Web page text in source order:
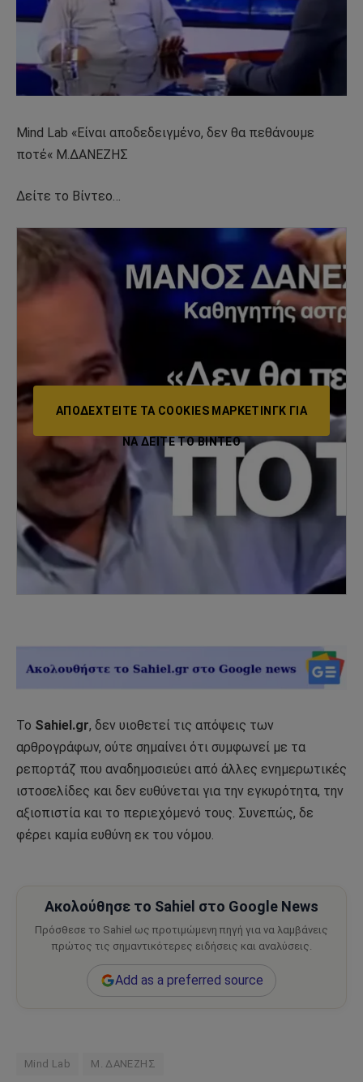
Mind Lab «Είναι αποδεδειγμένο, δεν θα πεθάνουμε
ποτέ« Μ.ΔΑΝΕΖΗΣ
Δείτε το Βίντεο…
ΑΠΟΔΕΧΤΕΊΤΕ ΤΑ COOKIES ΜΆΡΚΕΤΙΝΓΚ ΓΙΑ
ΝΑ ΔΕΊΤΕ ΤΟ ΒΙΝΤΕΟ
Το Sahiel.gr, δεν υιοθετεί τις απόψεις των
αρθρογράφων, ούτε σημαίνει ότι συμφωνεί με τα
ρεπορτάζ που αναδημοσιεύει από άλλες ενημερωτικές
ιστοσελίδες και δεν ευθύνεται για την εγκυρότητα, την
αξιοπιστία και το περιεχόμενό τους. Συνεπώς, δε
φέρει καμία ευθύνη εκ του νόμου.
Ακολούθησε το Sahiel στο Google News
Πρόσθεσε το Sahiel ως προτιμώμενη πηγή για να λαμβάνεις
πρώτος τις σημαντικότερες ειδήσεις και αναλύσεις.
Add as a preferred source
Mind Lab Μ. ΔΑΝΕΖΗΣ